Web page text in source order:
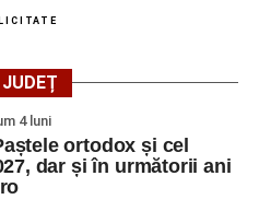
4 luni
ortodox și cel
dar și în următorii ani